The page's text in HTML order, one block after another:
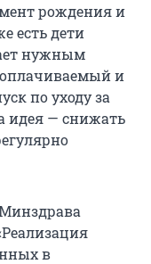
рождения и
есть дети
нужным
и
по уходу за
идея — снижать
в